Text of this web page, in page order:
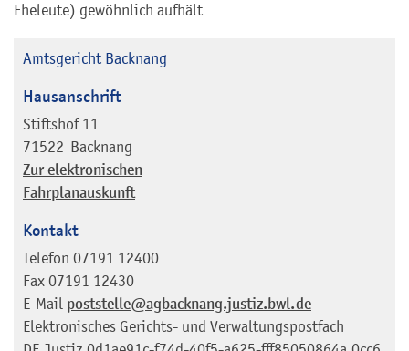
Eheleute) gewöhnlich aufhält
Amtsgericht Backnang
Hausanschrift
Stiftshof 11
71522 Backnang
Zur elektronischen
Fahrplanauskunft
Kontakt
Telefon 07191 12400
Fax 07191 12430
E-Mail poststelle@agbacknang.justiz.bwl.de
Elektronisches Gerichts- und Verwaltungspostfach